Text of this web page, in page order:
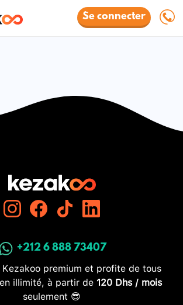
Se connecter
+212 6 888 73407
premium et profite de tous
illimité, à partir de 120 Dhs / mois
seulement 😎